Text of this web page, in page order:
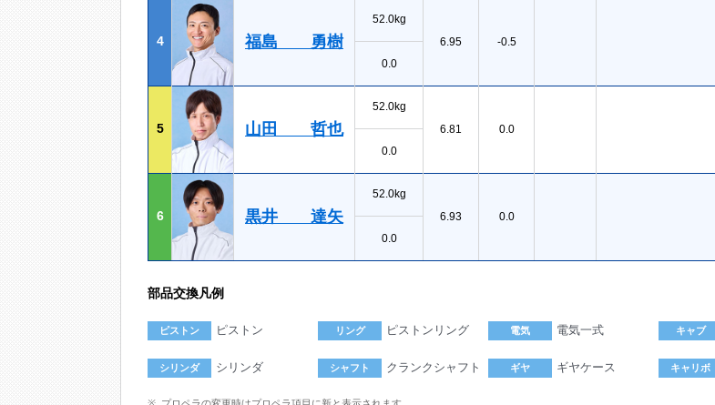
4 福島 勇樹
52.0kg
6.95
-0.5
0.0
5 山田 哲也
52.0kg
6.81
0.0
0.0
6 黒井 達矢
52.0kg
6.93
0.0
0.0
部品交換凡例
ピストン ピストン リング ピストンリング 電気 電気一式 キャブ
シリンダ シリンダ シャフト クランクシャフト ギヤ ギヤケース キャリボ